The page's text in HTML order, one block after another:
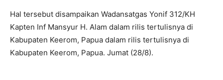
Hal tersebut disampaikan Wadansatgas Yonif 312/KH
Kapten Inf Mansyur H. Alam dalam rilis tertulisnya di
Kabupaten Keerom, Papua dalam rilis tertulisnya di
Kabupaten Keerom, Papua. Jumat (28/8).